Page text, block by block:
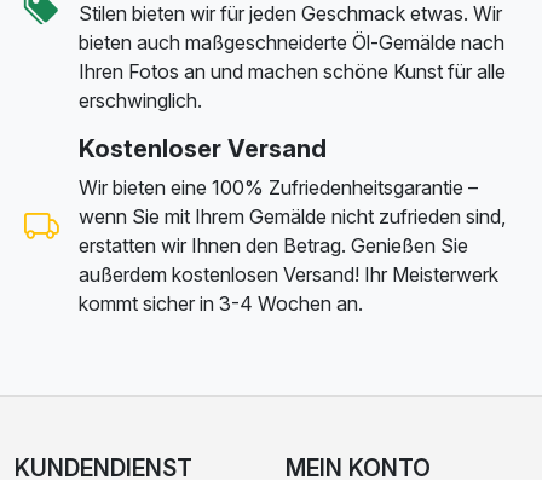
Stilen bieten wir für jeden Geschmack etwas. Wir
bieten auch maßgeschneiderte Öl-Gemälde nach
Ihren Fotos an und machen schöne Kunst für alle
erschwinglich.
Kostenloser Versand
Wir bieten eine 100% Zufriedenheitsgarantie –
wenn Sie mit Ihrem Gemälde nicht zufrieden sind,
erstatten wir Ihnen den Betrag. Genießen Sie
außerdem kostenlosen Versand! Ihr Meisterwerk
kommt sicher in 3-4 Wochen an.
KUNDENDIENST MEIN KONTO